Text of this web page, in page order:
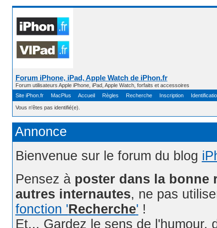
Forum iPhone, iPad, Apple Watch de iPhon.fr
Forum utilisateurs Apple iPhone, iPad, Apple Watch, forfaits et accessoires
Site iPhon.fr
MacPlus Accueil Règles Recherche Inscription
Vous n'êtes pas identifié(e).
Annonce
Bienvenue sur le forum du blog
Pensez à poster dans la bonne
autres internautes, ne pas
fonction 'Recherche' !
Et... Gardez le sens de l'humour,